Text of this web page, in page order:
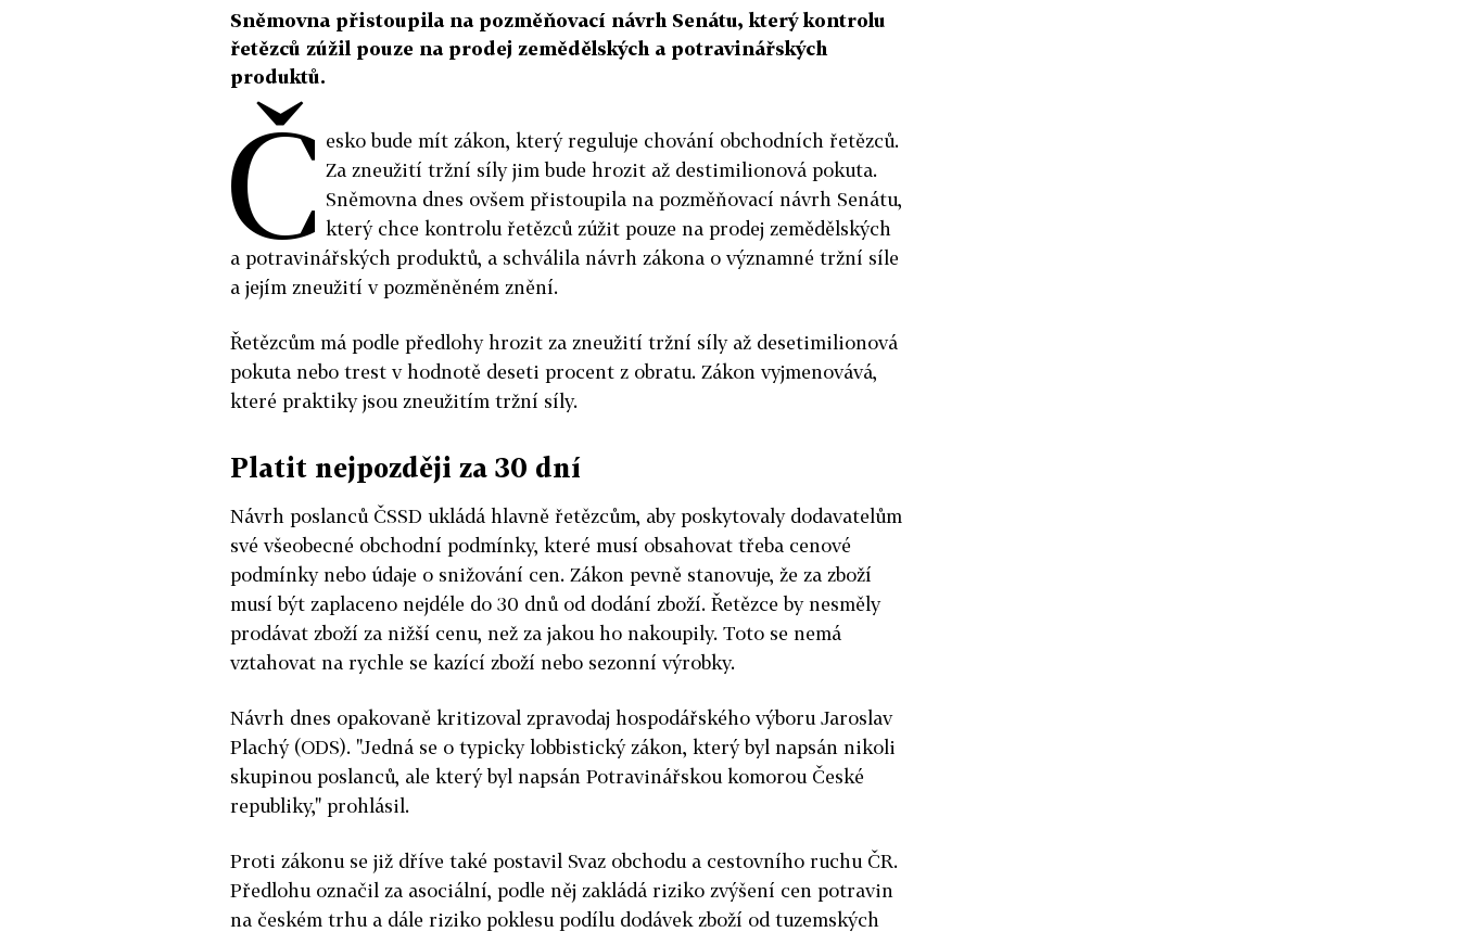
Sněmovna přistoupila na pozměňovací návrh Senátu, který kontrolu
řetězců zúžil pouze na prodej zemědělských a potravinářských
produktů.
Č esko bude mít zákon, který reguluje chování obchodních řetězců.
Za zneužití tržní síly jim bude hrozit až destimilionová pokuta.
Sněmovna dnes ovšem přistoupila na pozměňovací návrh Senátu,
který chce kontrolu řetězců zúžit pouze na prodej zemědělských
a potravinářských produktů, a schválila návrh zákona o významné tržní síle
a jejím zneužití v pozměněném znění.
Řetězcům má podle předlohy hrozit za zneužití tržní síly až desetimilionová
pokuta nebo trest v hodnotě deseti procent z obratu. Zákon vyjmenovává,
které praktiky jsou zneužitím tržní síly.
Platit nejpozději za 30 dní
Návrh poslanců ČSSD ukládá hlavně řetězcům, aby poskytovaly dodavatelům
své všeobecné obchodní podmínky, které musí obsahovat třeba cenové
podmínky nebo údaje o snižování cen. Zákon pevně stanovuje, že za zboží
musí být zaplaceno nejdéle do 30 dnů od dodání zboží. Řetězce by nesměly
prodávat zboží za nižší cenu, než za jakou ho nakoupily. Toto se nemá
vztahovat na rychle se kazící zboží nebo sezonní výrobky.
Návrh dnes opakovaně kritizoval zpravodaj hospodářského výboru Jaroslav
Plachý (ODS). "Jedná se o typicky lobbistický zákon, který byl napsán nikoli
skupinou poslanců, ale který byl napsán Potravinářskou komorou České
republiky," prohlásil.
Proti zákonu se již dříve také postavil Svaz obchodu a cestovního ruchu ČR.
Předlohu označil za asociální, podle něj zakládá riziko zvýšení cen potravin
na českém trhu a dále riziko poklesu podílu dodávek zboží od tuzemských